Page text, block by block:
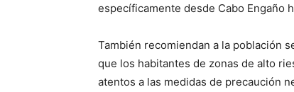
específicamente desde Cabo Engaño
También recomiendan a la población
que los habitantes de zonas de alto
atentos a las medidas de precaución